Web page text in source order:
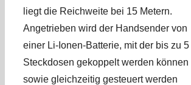
liegt die Reichweite bei 15 Metern.
Angetrieben wird der Handsender von
einer Li-Ionen-Batterie, mit der bis zu 5
Steckdosen gekoppelt werden können
sowie gleichzeitig gesteuert werden